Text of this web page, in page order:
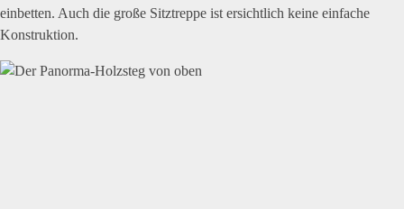
einbetten. Auch die große Sitztreppe ist ersichtlich keine einfache
Konstruktion.